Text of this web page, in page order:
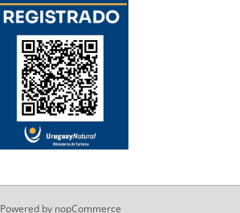
Powered by nopCommerce